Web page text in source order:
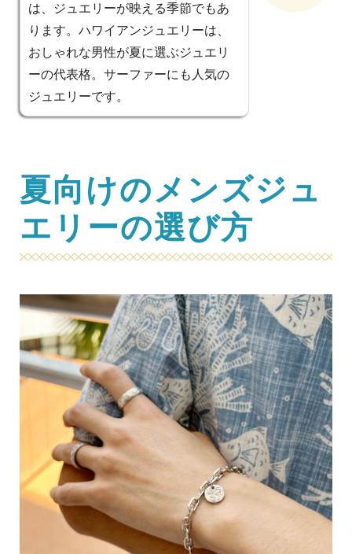
は、ジュエリーが映える季節でもあ
ります。ハワイアンジュエリーは、
おしゃれな男性が夏に選ぶジュエリ
ーの代表格。サーファーにも人気の
ジュエリーです。
夏向けのメンズジュ
エリーの選び方